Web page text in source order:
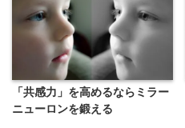
「共感力」を高めるならミラー
ニューロンを鍛える